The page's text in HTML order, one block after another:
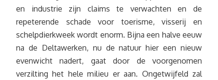
en industrie zijn claims te verwachten en de
repeterende schade voor toerisme, visserij en
schelpdierkweek wordt enorm. Bijna een halve eeuw
na de Deltawerken, nu de natuur hier een nieuw
evenwicht nadert, gaat door de voorgenomen
verzilting het hele milieu er aan. Ongetwijfeld zal